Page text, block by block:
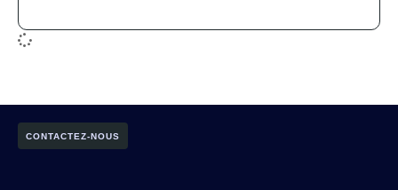
CONTACTEZ-NOUS